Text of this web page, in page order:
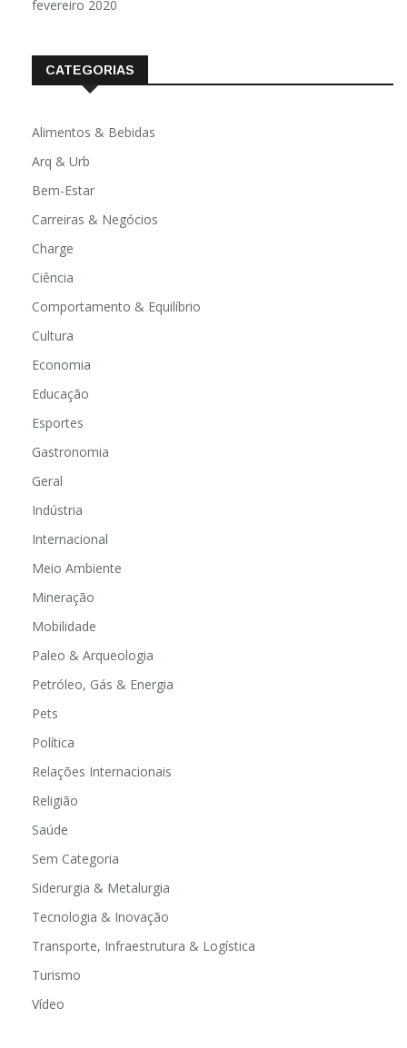
fevereiro 2020
CATEGORIAS
Alimentos & Bebidas
Arq & Urb
Bem-Estar
Carreiras & Negócios
Charge
Ciência
Comportamento & Equilíbrio
Cultura
Economia
Educação
Esportes
Gastronomia
Geral
Indústria
Internacional
Meio Ambiente
Mineração
Mobilidade
Paleo & Arqueologia
Petróleo, Gás & Energia
Pets
Política
Relações Internacionais
Religião
Saúde
Sem Categoria
Siderurgia & Metalurgia
Tecnologia & Inovação
Transporte, Infraestrutura & Logística
Turismo
Vídeo